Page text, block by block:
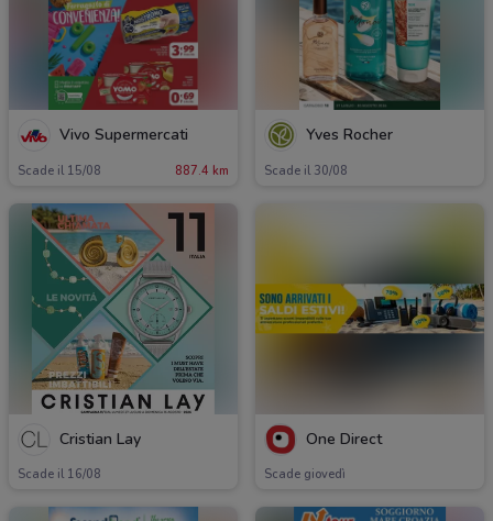
Vivo Supermercati
Scade il 15/08 887.4 km
Yves Rocher
Scade il 30/08
Cristian Lay
Scade il 16/08
One Direct
Scade giovedì